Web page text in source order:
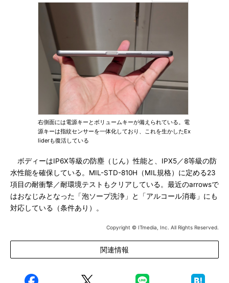
右側面には電源キーとボリュームキーが備えられている。電
源キーは指紋センサーを一体化しており、これを生かしたEx
liderも復活している
ボディーはIP6X等級の防塵（じん）性能と、IPX5／8等級の防
水性能を確保している。MIL-STD-810H（MIL規格）に定める23
項目の耐衝撃／耐環境テストもクリアしている。最近のarrowsで
はおなじみとなった「泡ソープ洗浄」と「アルコール消毒」にも
対応している（条件あり）。
Copyright © ITmedia, Inc. All Rights Reserved.
関連情報